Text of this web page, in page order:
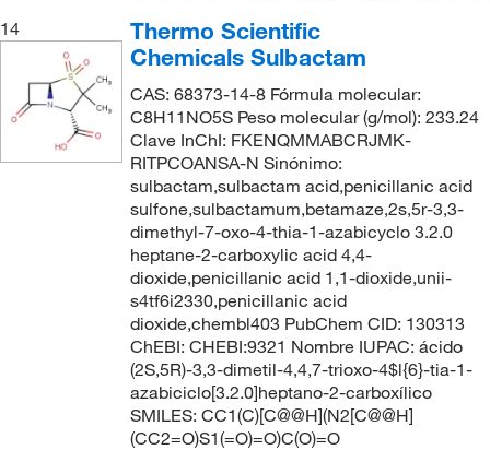
14
Thermo Scientific
Chemicals Sulbactam
CAS: 68373-14-8 Fórmula molecular:
C8H11NO5S Peso molecular (g/mol): 233.24
Clave InChI: FKENQMMABCRJMK-
RITPCOANSA-N Sinónimo:
sulbactam,sulbactam acid,penicillanic acid
sulfone,sulbactamum,betamaze,2s,5r-3,3-
dimethyl-7-oxo-4-thia-1-azabicyclo 3.2.0
heptane-2-carboxylic acid 4,4-
dioxide,penicillanic acid 1,1-dioxide,unii-
s4tf6i2330,penicillanic acid
dioxide,chembl403 PubChem CID: 130313
ChEBI: CHEBI:9321 Nombre IUPAC: ácido
(2S,5R)-3,3-dimetil-4,4,7-trioxo-4$l{6}-tia-1-
azabiciclo[3.2.0]heptano-2-carboxílico
SMILES: CC1(C)[C@@H](N2[C@@H]
(CC2=O)S1(=O)=O)C(O)=O